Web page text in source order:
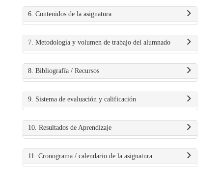
6. Contenidos de la asignatura
7. Metodología y volumen de trabajo del alumnado
8. Bibliografía / Recursos
9. Sistema de evaluación y calificación
10. Resultados de Aprendizaje
11. Cronograma / calendario de la asignatura